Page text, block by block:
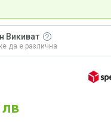
Викиват
да е различна